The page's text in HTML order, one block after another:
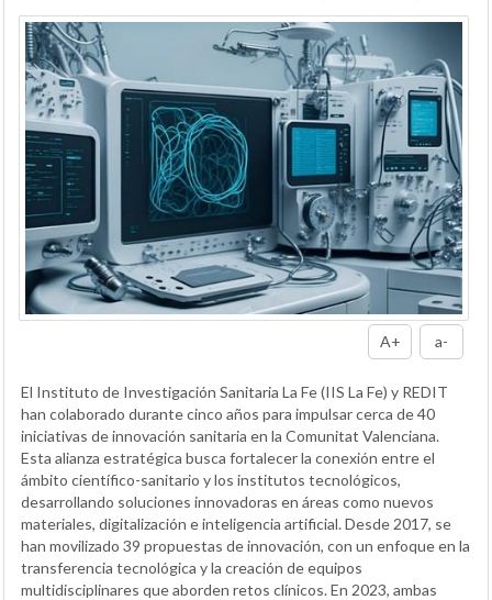
A+ a-
El Instituto de Investigación Sanitaria La Fe (IIS La Fe) y REDIT
han colaborado durante cinco años para impulsar cerca de 40
iniciativas de innovación sanitaria en la Comunitat Valenciana.
Esta alianza estratégica busca fortalecer la conexión entre el
ámbito científico-sanitario y los institutos tecnológicos,
desarrollando soluciones innovadoras en áreas como nuevos
materiales, digitalización e inteligencia artificial. Desde 2017, se
han movilizado 39 propuestas de innovación, con un enfoque en la
transferencia tecnológica y la creación de equipos
multidisciplinares que aborden retos clínicos. En 2023, ambas